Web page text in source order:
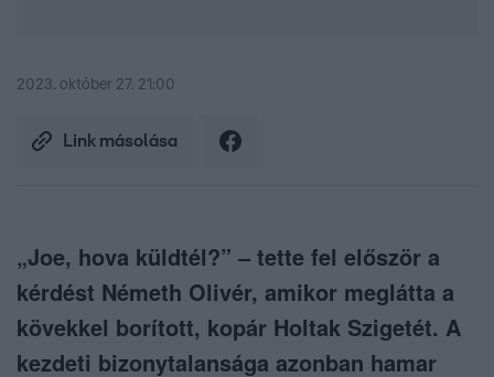
2023. október 27. 21:00
Link másolása
„Joe, hova küldtél?” – tette fel először a
kérdést Németh Olivér, amikor meglátta a
kövekkel borított, kopár Holtak Szigetét. A
kezdeti bizonytalansága azonban hamar